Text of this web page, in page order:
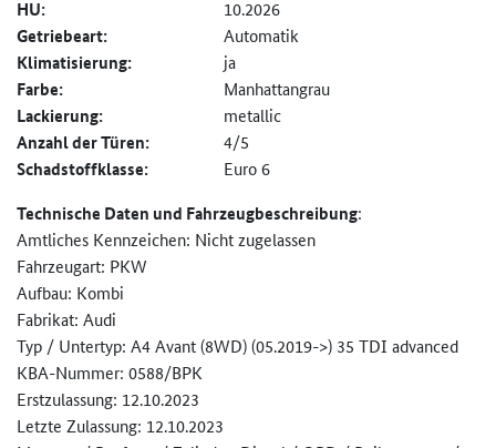
HU: 10.2026
Getriebeart: Automatik
Klimatisierung: ja
Farbe: Manhattangrau
Lackierung: metallic
Anzahl der Türen: 4/5
Schadstoffklasse: Euro 6
Technische Daten und Fahrzeugbeschreibung:
Amtliches Kennzeichen: Nicht zugelassen
Fahrzeugart: PKW
Aufbau: Kombi
Fabrikat: Audi
Typ / Untertyp: A4 Avant (8WD) (05.2019->) 35 TDI advanced
KBA-Nummer: 0588/BPK
Erstzulassung: 12.10.2023
Letzte Zulassung: 12.10.2023